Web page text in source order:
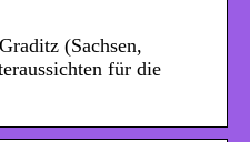
(Sachsen,
für die